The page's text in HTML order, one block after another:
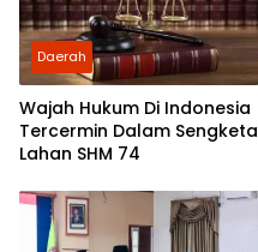
Daerah
Wajah Hukum Di Indonesia
Tercermin Dalam Sengketa
Lahan SHM 74